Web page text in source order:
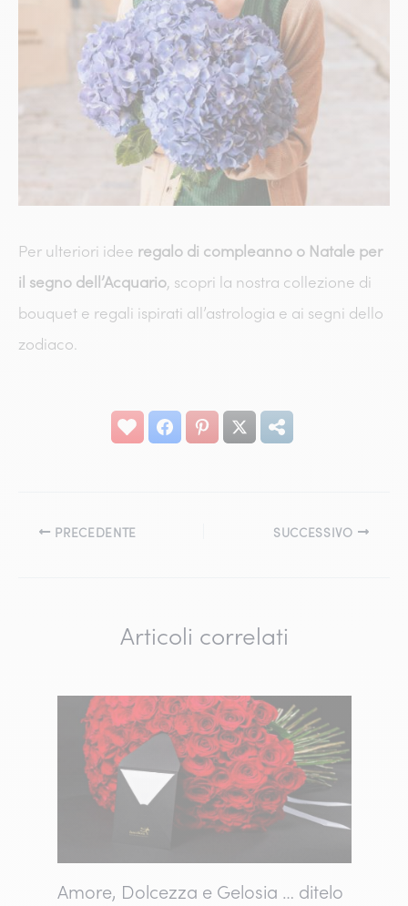
Per ulteriori idee regalo di compleanno o Natale per
il segno dell’Acquario, scopri la nostra collezione di
bouquet e regali ispirati all’astrologia e ai segni dello
zodiaco.
PRECEDENTE SUCCESSIVO
Articoli correlati
Amore, Dolcezza e Gelosia … ditelo